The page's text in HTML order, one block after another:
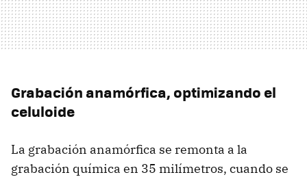
Grabación anamórfica, optimizando el
celuloide
La grabación anamórfica se remonta a la
grabación química en 35 milímetros, cuando se